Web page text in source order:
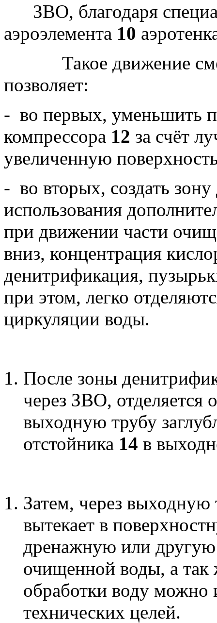
ЗВО, благодаря
аэроэлемента 10
Такое движение
позволяет:
- во первых, уменьшить
компрессора 12 за счёт
увеличенную
- во вторых, создать
использования
при движении части
вниз, концентрация
денитрификация,
при этом, легко
циркуляции воды.
После зоны
через ЗВО, отделяется
выходную трубу
отстойника 14 в
Затем, через
вытекает в
дренажную или другую
очищенной воды, а так
обработки воду можно
технических целей.